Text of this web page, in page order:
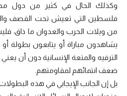
وكذلك الحال في كثير من دول
فلسطين التي تعيش تحت القصف
من ويلات الحرب والعدوان ما ذاق،
يشاهدون مباراة أو يتابعون
الترفيه والمتعة الإنسانية دون أن
ضعف انتمائهم لمقاومتهم.
بل إن الجانب الإيجابي في هذه البطولات